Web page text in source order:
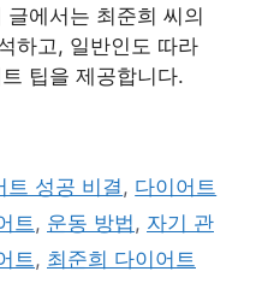
에서는 최준희 씨의
하고, 일반인도 따라
팁을 제공합니다.
트 성공 비결 , 다이어트
트, 운동 방법, 자기 관
트, 최준희 다이어트